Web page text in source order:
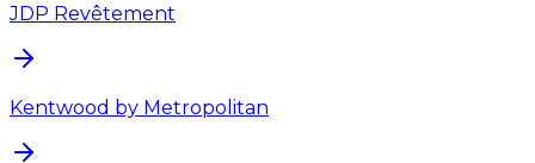
JDP Revêtement
Kentwood by Metropolitan